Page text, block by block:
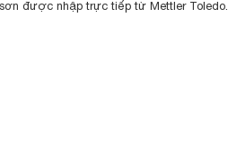
được nhập trực tiếp từ Mettler Toledo.